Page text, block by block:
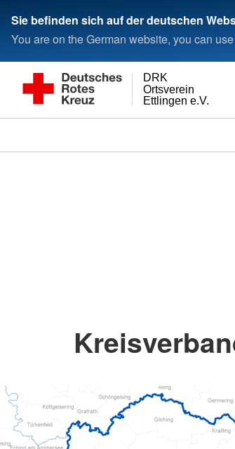
Sie befinden sich auf der deutschen
You are on the German website, you can
Ettlingen e.V.
Ortsverein
DRK